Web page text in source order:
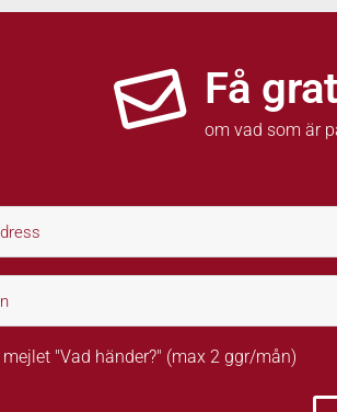
Få
om vad som är
"Vad händer?" (max 2 ggr/mån)